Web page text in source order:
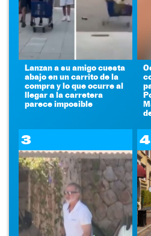
Lanzan a su amigo cuesta
abajo en un carrito de la
compra y lo que ocurre al
llegar a la carretera
parece imposible
3 4